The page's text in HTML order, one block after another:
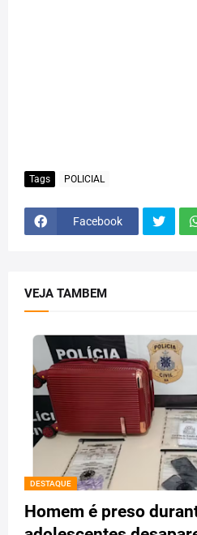
Tags POLICIAL
Facebook
VEJA TAMBEM
DESTAQUE
Homem é preso